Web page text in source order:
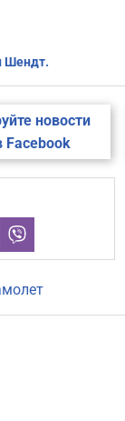
Шендт.
новости
Facebook